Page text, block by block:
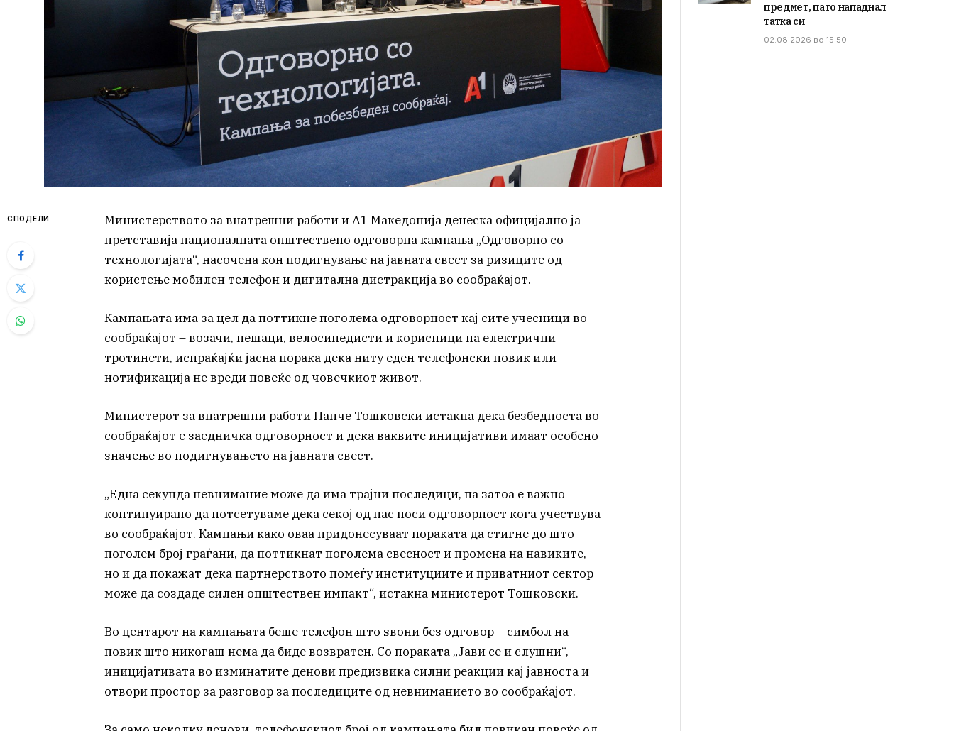
СПОДЕЛИ
Министерството за внатрешни работи и А1 Македонија денеска официјално ја
претставија националната општествено одговорна кампања „Одговорно со
технологијата“, насочена кон подигнување на јавната свест за ризиците од
користење мобилен телефон и дигитална дистракција во сообраќајот.
Кампањата има за цел да поттикне поголема одговорност кај сите учесници во
сообраќајот – возачи, пешаци, велосипедисти и корисници на електрични
тротинети, испраќајќи јасна порака дека ниту еден телефонски повик или
нотификација не вреди повеќе од човечкиот живот.
Министерот за внатрешни работи Панче Тошковски истакна дека безбедноста во
сообраќајот е заедничка одговорност и дека ваквите иницијативи имаат особено
значење во подигнувањето на јавната свест.
„Една секунда невнимание може да има трајни последици, па затоа е важно
континуирано да потсетуваме дека секој од нас носи одговорност кога учествува
во сообраќајот. Кампањи како оваа придонесуваат пораката да стигне до што
поголем број граѓани, да поттикнат поголема свесност и промена на навиките,
но и да покажат дека партнерството помеѓу институциите и приватниот сектор
може да создаде силен општествен импакт“, истакна министерот Тошковски.
Во центарот на кампањата беше телефон што ѕвони без одговор – симбол на
повик што никогаш нема да биде возвратен. Со пораката „Јави се и слушни“,
иницијативата во изминатите денови предизвика силни реакции кај јавноста и
отвори простор за разговор за последиците од невниманието во сообраќајот.
предмет, па го нападнал
татка си
02.08.2026 во 15:50